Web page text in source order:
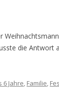
die Antwort
6 Jahre, Familie,